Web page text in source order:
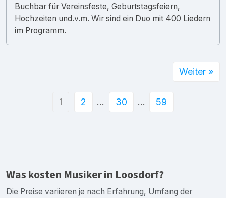
Buchbar für Vereinsfeste, Geburtstagsfeiern,
Hochzeiten und.v.m. Wir sind ein Duo mit 400 Liedern
im Programm.
1 2 … 30 … 59
Weiter »
Was kosten Musiker in Loosdorf?
Die Preise variieren je nach Erfahrung, Umfang der